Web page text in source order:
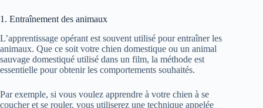
1. Entraînement des animaux
L’apprentissage opérant est souvent utilisé pour entraîner les
animaux. Que ce soit votre chien domestique ou un animal
sauvage domestiqué utilisé dans un film, la méthode est
essentielle pour obtenir les comportements souhaités.
Par exemple, si vous voulez apprendre à votre chien à se
coucher et se rouler, vous utiliserez une technique appelée